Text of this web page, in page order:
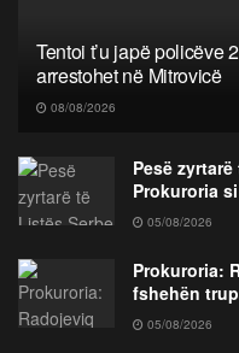
Tentoi t’u japë policëve
arrestohet në Mitrovicë
08/08/2026
Pesë
Prokuroria
05/08/2026
Prokuroria:
fshehën
05/08/2026